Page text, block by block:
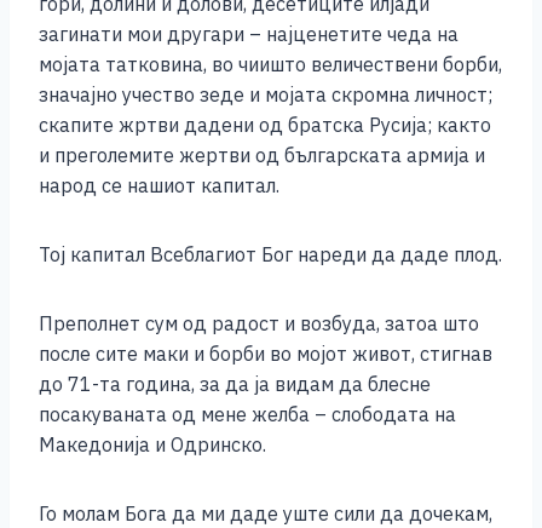
загинати мои другари – најценетите чеда на
мојата татковина, во чиишто величествени борби,
значајно учество зеде и мојата скромна личност;
скапите жртви дадени од братска Русија; както
и преголемите жертви од българската армија и
народ се нашиот капитал.
Тој капитал Всеблагиот Бог нареди да даде плод.
Преполнет сум од радост и возбуда, затоа што
после сите маки и борби во мојот живот, стигнав
до 71-та година, за да ја видам да блесне
посакуваната од мене желба – слободата на
Македонија и Одринско.
Го молам Бога да ми даде уште сили да дочекам,